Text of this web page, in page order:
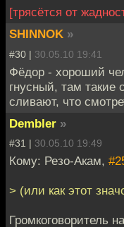
[трясётся от
SHINNOK »
#30 | 30.05.10 19:41
Фёдор - хороший
гнусный, там такие
сливают, что
Dembler »
#31 | 30.05.10 19:49
Кому: Резо-Акам,
> (или как этот
Громкоговоритель